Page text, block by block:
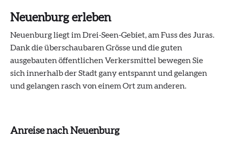
Neuenburg erleben
Neuenburg liegt im Drei-Seen-Gebiet, am Fuss des Juras.
Dank die überschaubaren Grösse und die guten
ausgebauten öffentlichen Verkersmittel bewegen Sie
sich innerhalb der Stadt gany entspannt und gelangen
und gelangen rasch von einem Ort zum anderen.
Anreise nach Neuenburg